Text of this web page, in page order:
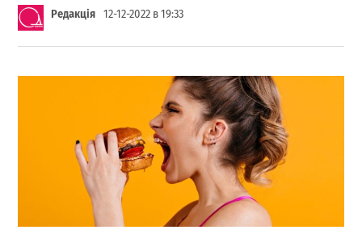
Редакція 12-12-2022 в 19:33